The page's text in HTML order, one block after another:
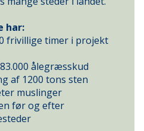
har:
frivillige timer i projekt
ålegræsskud
af 1200 tons sten
muslinger
før og efter